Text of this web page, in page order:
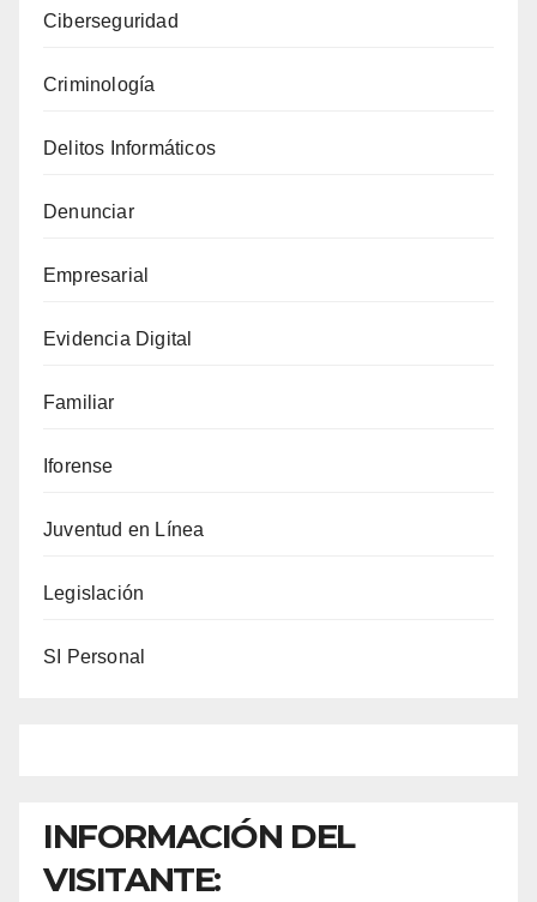
el
Digital
Ciberseguridad
Criminología
Delitos Informáticos
Denunciar
Empresarial
Evidencia Digital
Familiar
Iforense
Juventud en Línea
Legislación
SI Personal
INFORMACIÓN DEL
VISITANTE: